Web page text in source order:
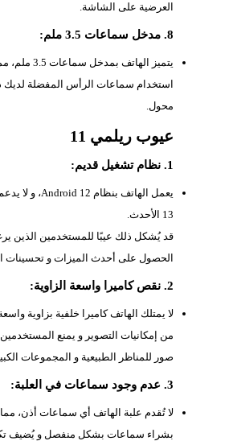
العرضية على الشاشة.
8. مدخل سماعات 3.5 ملم:
يتميز الهاتف بمدخل
استخدام سماعات الرأس المفضلة لديك
محول.
عيوب ريلمي 11
1. نظام تشغيل قديم:
13 الأحدث.
قد يُشكل ذلك عيبًا للمستخدمين الذين
الحصول على أحدث الميزات و تحسينات
2. نقص كاميرا واسعة الزاوية:
لا يمتلك الهاتف كاميرا خلفية بزاوية
من إمكانيات التصوير و يمنع
صور للمناظر الطبيعية و المجموعات
3. عدم وجود سماعات في العلبة:
لا تُقدم علبة الهاتف أي سماعات أذن،
بشراء سماعات بشكل منفصل و يُضيف